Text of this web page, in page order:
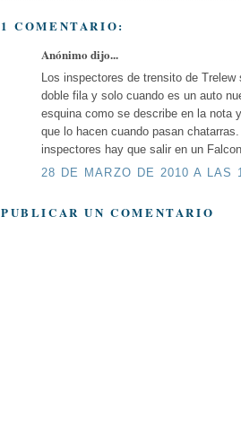
1 COMENTARIO:
Anónimo dijo...
Los inspectores de trensito de
doble fila y solo cuando es un auto
esquina como se describe en la nota
que lo hacen cuando pasan
inspectores hay que salir en un
28 DE MARZO DE 2010 A LAS
PUBLICAR UN COMENTARIO